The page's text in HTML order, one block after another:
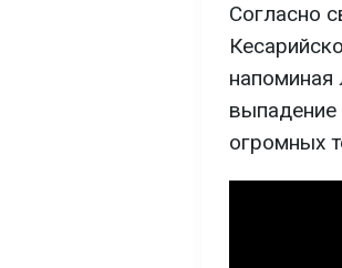
Согласно
напоминая
выпадение
огромных